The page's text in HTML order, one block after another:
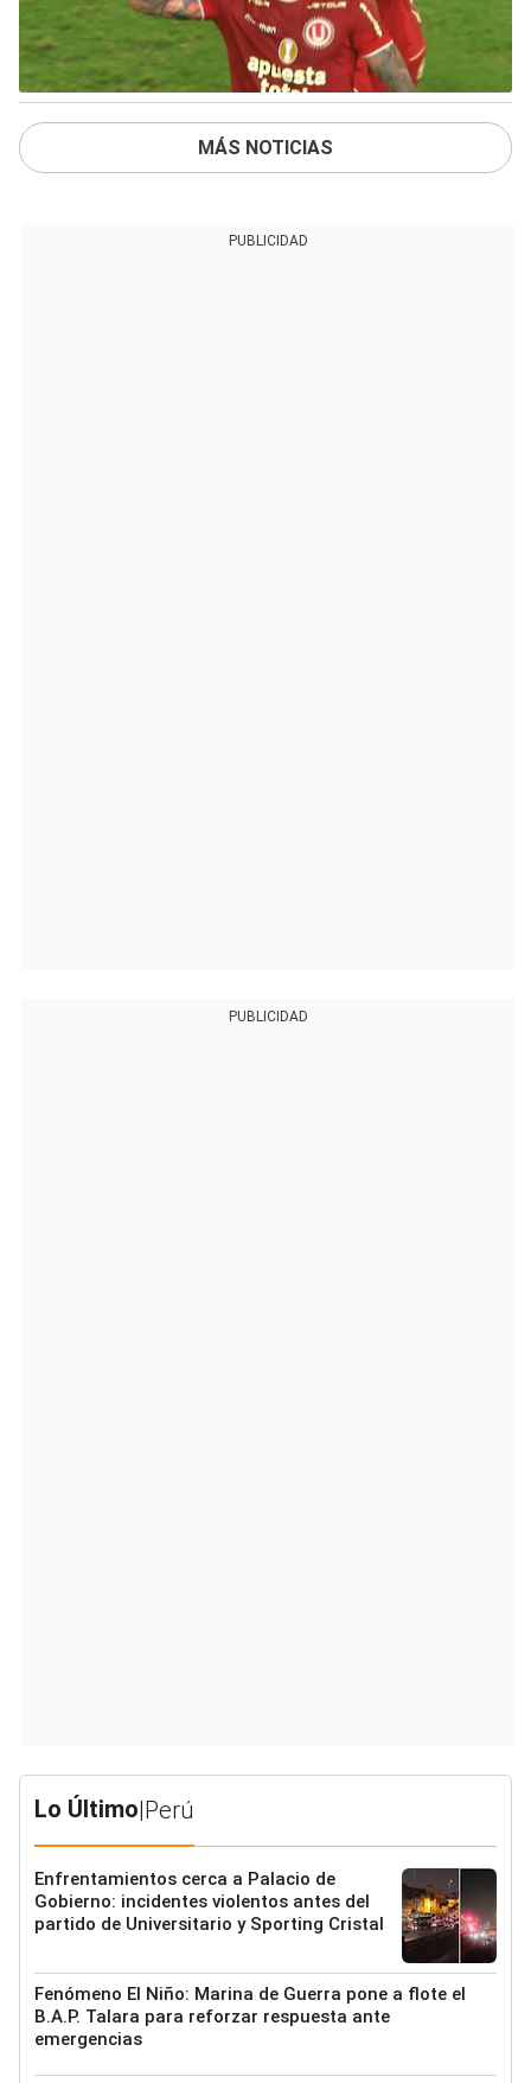
MÁS NOTICIAS
PUBLICIDAD
PUBLICIDAD
Lo Último|Perú
Enfrentamientos cerca a Palacio de
Gobierno: incidentes violentos antes del
partido de Universitario y Sporting Cristal
Fenómeno El Niño: Marina de Guerra pone a flote el
B.A.P. Talara para reforzar respuesta ante
emergencias